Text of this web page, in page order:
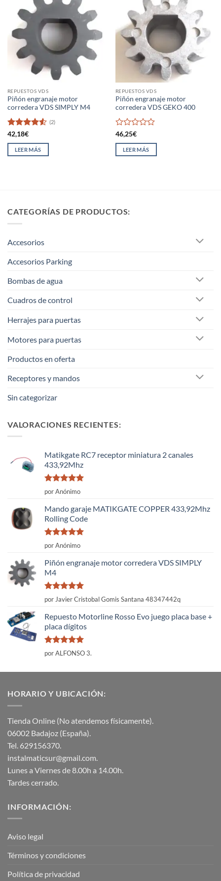
REPUESTOS VDS
Piñón engranaje motor
corredera VDS SIMPLY M4
Valorado
con4.5
de 5
(2)
42,18€
LEER MÁS
REPUESTOS VDS
Piñón engranaje motor
corredera VDS GEKO 400
Valorado
con
de
46,25€
LEER MÁS
CATEGORÍAS DE PRODUCTOS:
Accesorios
Accesorios Parking
Bombas de agua
Cuadros de control
Herrajes para puertas
Motores para puertas
Productos en oferta
Receptores y mandos
Sin categorizar
VALORACIONES RECIENTES:
Matikgate RC7 receptor miniatura 2 canales
433,92Mhz
Valorado
con
por Anónimo
Mando garaje MATIKGATE COPPER 433,92Mhz
Rolling Code
Valorado
con
por Anónimo
Piñón engranaje motor corredera VDS SIMPLY
M4
Valorado
con
por Javier Cristobal Gomis Santana 48347442q
Repuesto Motorline Rosso Evo juego placa base +
placa dígitos
Valorado
con
por ALFONSO 3.
HORARIO Y UBICACIÓN:
Tienda Online (No atendemos físicamente).
06002 Badajoz (España).
Tel. 629156370.
instalmaticsur@gmail.com.
Lunes a Viernes de 8.00h a 14.00h.
Tardes cerrado.
INFORMACIÓN:
Aviso legal
Términos y condiciones
Política de privacidad